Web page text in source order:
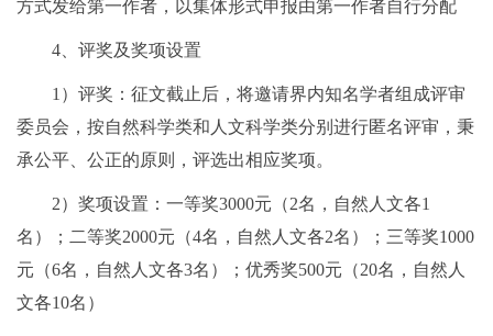
方式发给第一作者，以集体形式申报由第一作者自行分配
4、评奖及奖项设置
1）评奖：征文截止后，将邀请界内知名学者组成评审
委员会，按自然科学类和人文科学类分别进行匿名评审，秉
承公平、公正的原则，评选出相应奖项。
2）奖项设置：一等奖3000元（2名，自然人文各1
名）；二等奖2000元（4名，自然人文各2名）；三等奖1000
元（6名，自然人文各3名）；优秀奖500元（20名，自然人
文各10名）